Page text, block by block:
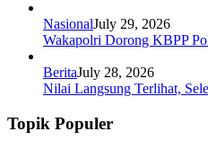
NasionalJuly 29, 2026
Wakapolri Dorong KBPP
BeritaJuly 28, 2026
Nilai Langsung Terlihat,
Topik Populer